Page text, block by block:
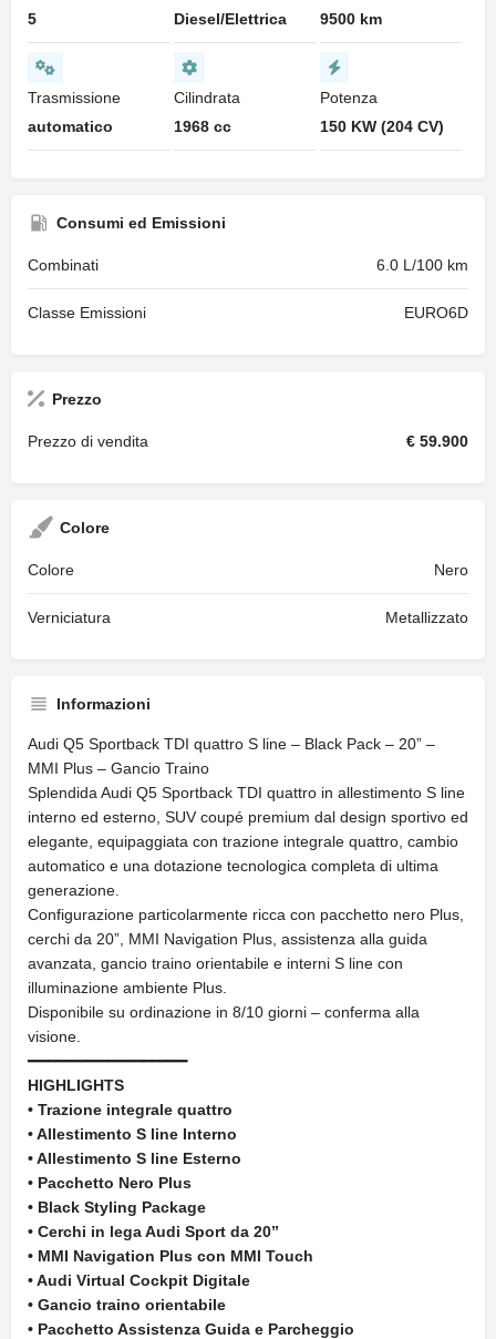
5
Diesel/Elettrica
9500 km
Trasmissione
automatico
Cilindrata
1968 cc
Potenza
150 KW (204 CV)
Consumi ed Emissioni
Combinati 6.0 L/100 km
Classe Emissioni EURO6D
Prezzo
Prezzo di vendita € 59.900
Colore
Colore Nero
Verniciatura Metallizzato
Informazioni
Audi Q5 Sportback TDI quattro S line – Black Pack – 20” –
MMI Plus – Gancio Traino
Splendida Audi Q5 Sportback TDI quattro in allestimento S line
interno ed esterno, SUV coupé premium dal design sportivo ed
elegante, equipaggiata con trazione integrale quattro, cambio
automatico e una dotazione tecnologica completa di ultima
generazione.
Configurazione particolarmente ricca con pacchetto nero Plus,
cerchi da 20”, MMI Navigation Plus, assistenza alla guida
avanzata, gancio traino orientabile e interni S line con
illuminazione ambiente Plus.
Disponibile su ordinazione in 8/10 giorni – conferma alla
visione.
━━━━━━━━━━━━━━━━━━
HIGHLIGHTS
• Trazione integrale quattro
• Allestimento S line Interno
• Allestimento S line Esterno
• Pacchetto Nero Plus
• Black Styling Package
• Cerchi in lega Audi Sport da 20”
• MMI Navigation Plus con MMI Touch
• Audi Virtual Cockpit Digitale
• Gancio traino orientabile
• Pacchetto Assistenza Guida e Parcheggio